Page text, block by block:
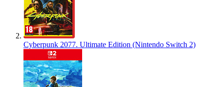
Cyberpunk 2077. Ultimate Edition (Nintendo Switch 2)